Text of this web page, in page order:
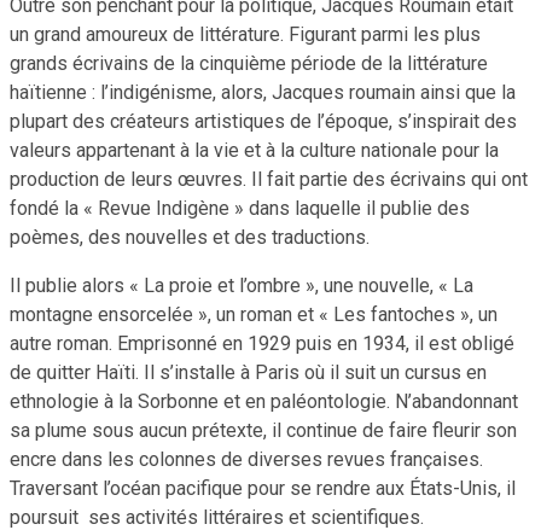
Outre son penchant pour la politique, Jacques Roumain était
un grand amoureux de littérature. Figurant parmi les plus
grands écrivains de la cinquième période de la littérature
haïtienne : l’indigénisme, alors, Jacques roumain ainsi que la
plupart des créateurs artistiques de l’époque, s’inspirait des
valeurs appartenant à la vie et à la culture nationale pour la
production de leurs œuvres. Il fait partie des écrivains qui ont
fondé la « Revue Indigène » dans laquelle il publie des
poèmes, des nouvelles et des traductions.
Il publie alors « La proie et l’ombre », une nouvelle, « La
montagne ensorcelée », un roman et « Les fantoches », un
autre roman. Emprisonné en 1929 puis en 1934, il est obligé
de quitter Haïti. Il s’installe à Paris où il suit un cursus en
ethnologie à la Sorbonne et en paléontologie. N’abandonnant
sa plume sous aucun prétexte, il continue de faire fleurir son
encre dans les colonnes de diverses revues françaises.
Traversant l’océan pacifique pour se rendre aux États-Unis, il
poursuit ses activités littéraires et scientifiques.